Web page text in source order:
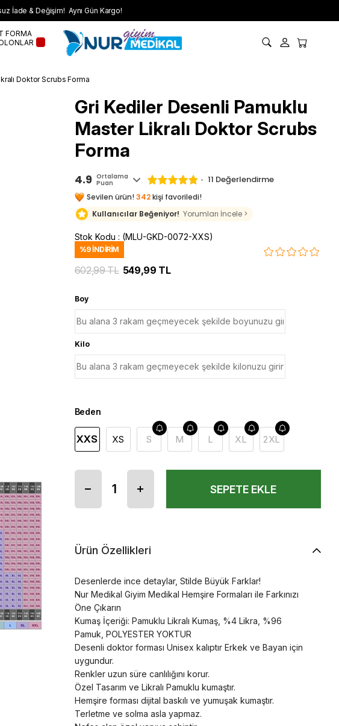
İade & Değişim! Aynı Gün Kargo!
FORMA
Doktor Scrubs Forma
Gri Kediler Desenli Pamuklu
Master Likralı Doktor Scrubs
Forma
4.9 Ortalama
Puan 11 Değerlendirme
Sevilen ürün! 342kişi favoriledi!
Kullanıcılar Beğeniyor! Yorumları İncele >
Stok Kodu (MLU-GKD-0072-XXS)
%9İNDIRIM
602,99 TL 549,99 TL
Boy
Kilo
Beden
XXS XS S M L XL 2XL
Ürün Özellikleri
Desenlerde ince detaylar, Stilde Büyük Farklar!
Nur Medikal Giyim Medikal Hemşire Formaları ile Farkınızı
Öne Çıkarın
Kumaş İçeriği: Pamuklu Likralı Kumaş, %4 Likra, %96
Pamuk, POLYESTER YOKTUR
Desenli doktor forması Unisex kalıptır Erkek ve Bayan için
uygundur.
Renkler uzun süre canlılığını korur.
Özel Tasarım ve Likralı Pamuklu kumaştır.
Hemşire forması dijital baskılı ve yumuşak kumaştır.
Terletme ve solma asla yapmaz.